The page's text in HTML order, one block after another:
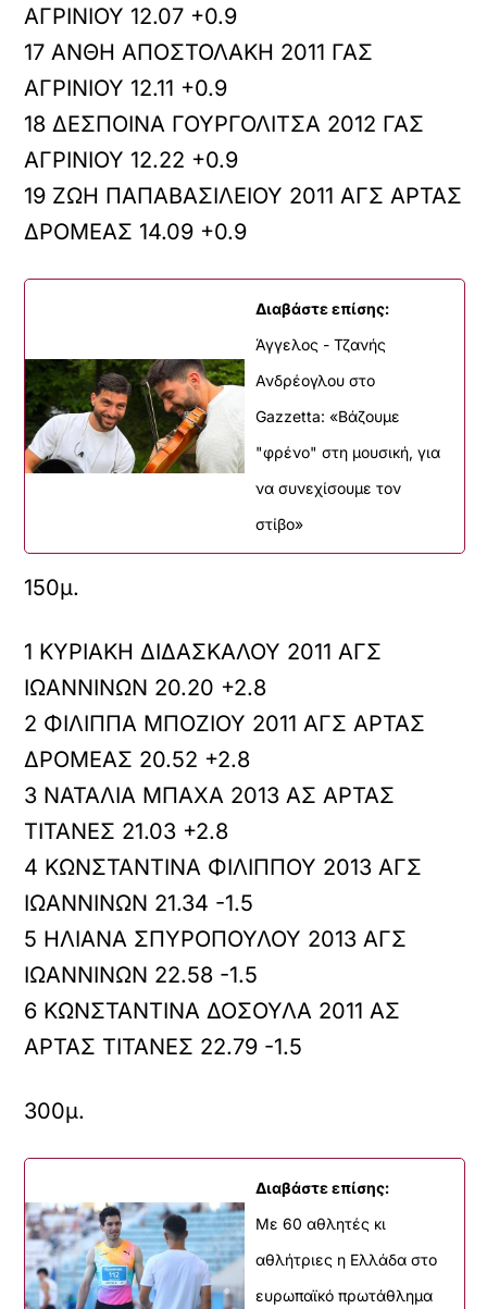
ΑΓΡΙΝΙΟΥ 12.07 +0.9
17 ΑΝΘΗ ΑΠΟΣΤΟΛΑΚΗ 2011 ΓΑΣ
ΑΓΡΙΝΙΟΥ 12.11 +0.9
18 ΔΕΣΠΟΙΝΑ ΓΟΥΡΓΟΛΙΤΣΑ 2012 ΓΑΣ
ΑΓΡΙΝΙΟΥ 12.22 +0.9
19 ΖΩΗ ΠΑΠΑΒΑΣΙΛΕΙΟΥ 2011 ΑΓΣ ΑΡΤΑΣ
ΔΡΟΜΕΑΣ 14.09 +0.9
Διαβάστε επίσης:
Άγγελος - Τζανής
Ανδρέογλου στο
Gazzetta: «Βάζουμε
"φρένο" στη μουσική, για
να συνεχίσουμε τον
στίβο»
150μ.
1 ΚΥΡΙΑΚΗ ΔΙΔΑΣΚΑΛΟΥ 2011 ΑΓΣ
ΙΩΑΝΝΙΝΩΝ 20.20 +2.8
2 ΦΙΛΙΠΠΑ ΜΠΟΖΙΟΥ 2011 ΑΓΣ ΑΡΤΑΣ
ΔΡΟΜΕΑΣ 20.52 +2.8
3 ΝΑΤΑΛΙΑ ΜΠΑΧΑ 2013 ΑΣ ΑΡΤΑΣ
ΤΙΤΑΝΕΣ 21.03 +2.8
4 ΚΩΝΣΤΑΝΤΙΝΑ ΦΙΛΙΠΠΟΥ 2013 ΑΓΣ
ΙΩΑΝΝΙΝΩΝ 21.34 -1.5
5 ΗΛΙΑΝΑ ΣΠΥΡΟΠΟΥΛΟΥ 2013 ΑΓΣ
ΙΩΑΝΝΙΝΩΝ 22.58 -1.5
6 ΚΩΝΣΤΑΝΤΙΝΑ ΔΟΣΟΥΛΑ 2011 ΑΣ
ΑΡΤΑΣ ΤΙΤΑΝΕΣ 22.79 -1.5
300μ.
Διαβάστε επίσης:
Με 60 αθλητές κι
αθλήτριες η Ελλάδα στο
ευρωπαϊκό πρωτάθλημα